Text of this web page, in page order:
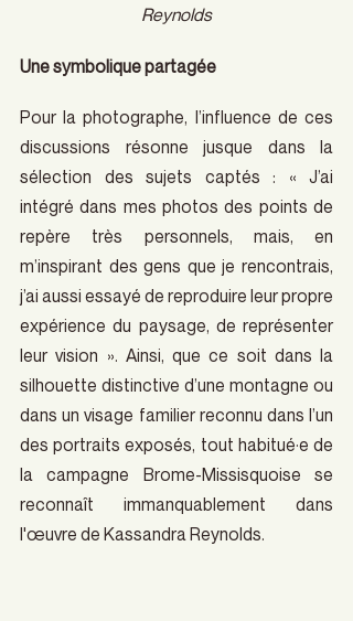
Reynolds
Une symbolique partagée
Pour la photographe, l’influence de ces
discussions résonne jusque dans la
sélection des sujets captés : « J’ai
intégré dans mes photos des points de
repère très personnels, mais, en
m’inspirant des gens que je rencontrais,
j’ai aussi essayé de reproduire leur propre
expérience du paysage, de représenter
leur vision ». Ainsi, que ce soit dans la
silhouette distinctive d’une montagne ou
dans un visage familier reconnu dans l’un
des portraits exposés, tout habitué·e de
la campagne Brome-Missisquoise se
reconnaît immanquablement dans
l'œuvre de Kassandra Reynolds.